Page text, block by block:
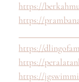
https://
https://
https://
https://
https://
https://